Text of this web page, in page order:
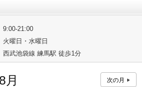
9:00-21:00
火曜日・水曜日
西武池袋線 練馬駅 徒歩1分
月